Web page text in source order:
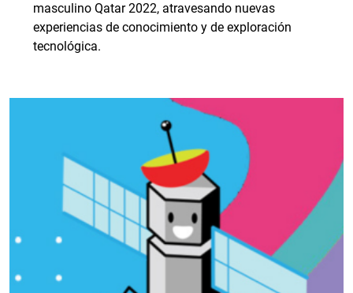
masculino Qatar 2022, atravesando nuevas
experiencias de conocimiento y de exploración
tecnológica.